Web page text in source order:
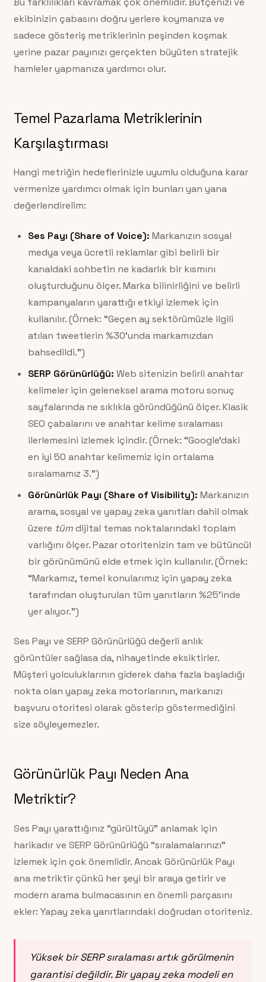
ekibinizin çabasını doğru yerlere koymanıza ve
sadece gösteriş metriklerinin peşinden koşmak
yerine pazar payınızı gerçekten büyüten stratejik
hamleler yapmanıza yardımcı olur.
Temel Pazarlama Metriklerinin
Karşılaştırması
Hangi metriğin hedeflerinizle uyumlu olduğuna karar
vermenize yardımcı olmak için bunları yan yana
değerlendirelim:
Ses Payı (Share of Voice): Markanızın sosyal
medya veya ücretli reklamlar gibi belirli bir
kanaldaki sohbetin ne kadarlık bir kısmını
oluşturduğunu ölçer. Marka bilinirliğini ve belirli
kampanyaların yarattığı etkiyi izlemek için
kullanılır. (Örnek: “Geçen ay sektörümüzle ilgili
atılan tweetlerin %30’unda markamızdan
bahsedildi.”)
SERP Görünürlüğü: Web sitenizin belirli anahtar
kelimeler için geleneksel arama motoru sonuç
sayfalarında ne sıklıkla göründüğünü ölçer. Klasik
SEO çabalarını ve anahtar kelime sıralaması
ilerlemesini izlemek içindir. (Örnek: “Google’daki
en iyi 50 anahtar kelimemiz için ortalama
sıralamamız 3.”)
Görünürlük Payı (Share of Visibility): Markanızın
arama, sosyal ve yapay zeka yanıtları dahil olmak
üzere tümdijital temas noktalarındaki toplam
varlığını ölçer. Pazar otoritenizin tam ve bütüncül
bir görünümünü elde etmek için kullanılır. (Örnek:
“Markamız, temel konularımız için yapay zeka
tarafından oluşturulan tüm yanıtların %25’inde
yer alıyor.”)
Ses Payı ve SERP Görünürlüğü değerli anlık
görüntüler sağlasa da, nihayetinde eksiktirler.
Müşteri yolculuklarının giderek daha fazla başladığı
nokta olan yapay zeka motorlarının, markanızı
başvuru otoritesi olarak gösterip göstermediğini
size söyleyemezler.
Görünürlük Payı Neden Ana
Metriktir?
Ses Payı yarattığınız “gürültüyü” anlamak için
harikadır ve SERP Görünürlüğü “sıralamalarınızı”
izlemek için çok önemlidir. Ancak Görünürlük Payı
ana metriktir çünkü her şeyi bir araya getirir ve
modern arama bulmacasının en önemli parçasını
ekler: Yapay zeka yanıtlarındaki doğrudan otoriteniz.
Yüksek bir SERP sıralaması artık görülmenin
garantisi değildir. Bir yapay zeka modeli en